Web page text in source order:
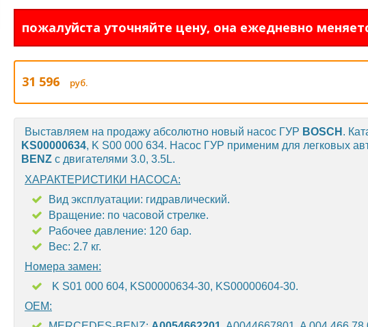
пожалуйста уточняйте цену, она ежедневно
31 596 руб.
Выставляем на продажу абсолютно новый насос ГУР BOSCH .
KS00000634, K S00 000 634. Насос ГУР применим для легковых
BENZ с двигателями 3.0, 3.5L.
ХАРАКТЕРИСТИКИ НАСОСА:
Вид эксплуатации: гидравлический.
Вращение: по часовой стрелке.
Рабочее давление: 120 бар.
Вес: 2.7 кг.
Номера замен:
K S01 000 604, KS00000634-30, KS00000604-30.
OEM: